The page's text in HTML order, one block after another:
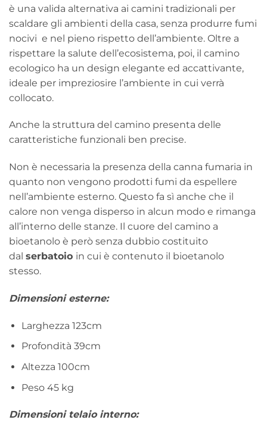
è una valida alternativa ai camini tradizionali per
scaldare gli ambienti della casa, senza produrre fumi
nocivi e nel pieno rispetto dell’ambiente. Oltre a
rispettare la salute dell’ecosistema, poi, il camino
ecologico ha un design elegante ed accattivante,
ideale per impreziosire l’ambiente in cui verrà
collocato.
Anche la struttura del camino presenta delle
caratteristiche funzionali ben precise.
Non è necessaria la presenza della canna fumaria in
quanto non vengono prodotti fumi da espellere
nell’ambiente esterno. Questo fa sì anche che il
calore non venga disperso in alcun modo e rimanga
all’interno delle stanze. Il cuore del camino a
bioetanolo è però senza dubbio costituito
dal serbatoio in cui è contenuto il bioetanolo
stesso.
Dimensioni esterne:
Larghezza 123cm
Profondità 39cm
Altezza 100cm
Peso 45 kg
Dimensioni telaio interno: